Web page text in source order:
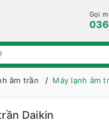
Gọi
âm trần Máy lạnh âm
Daikin